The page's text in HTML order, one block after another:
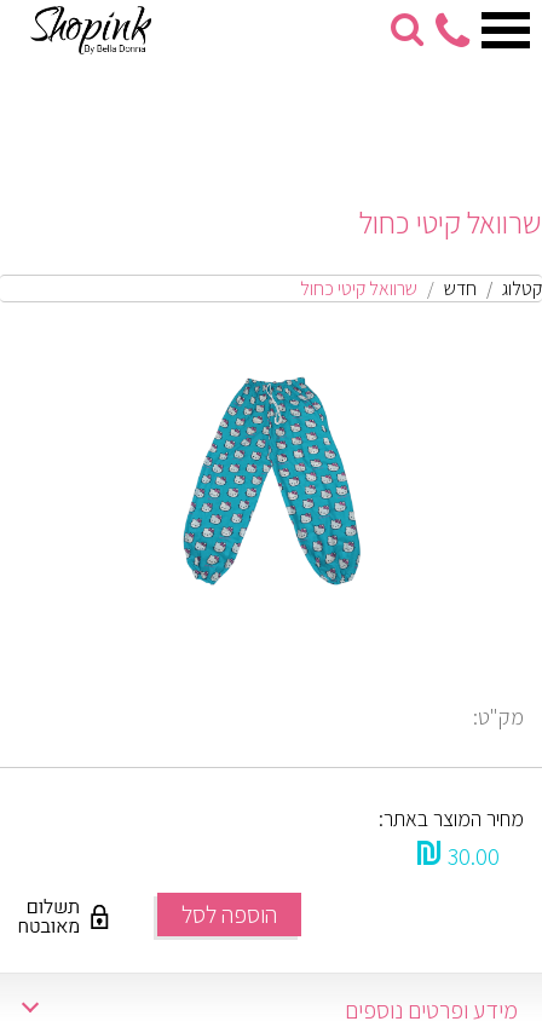
053-
274-
שרוואל קיטי כחול
קטלוג חדש שרוואל קיטי כחול
מק"ט:
מחיר המוצר באתר:
30.00
הוספה לסל
מידע ופרטים נוספים